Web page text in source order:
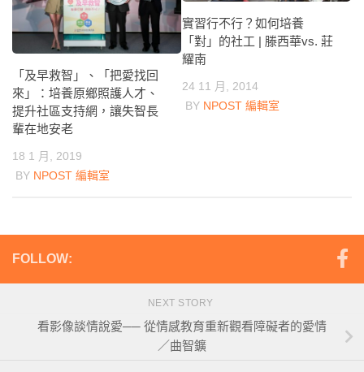
「及早救智」、「把愛找回
來」：培養原鄉照護人才、
提升社區支持網，讓失智長
輩在地安老
18 1 月, 2019
BY NPOST 編輯室
實習行不行？如何培養
「對」的社工 | 滕西華vs. 莊
耀南
24 11 月, 2014
BY NPOST 編輯室
FOLLOW:
NEXT STORY
看影像談情說愛── 從情感教育重新觀看障礙者的愛情
／曲智鑛